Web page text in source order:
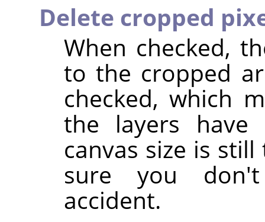
Delete cropped
When checked,
to the cropped
checked, which
the layers
canvas size is
sure you
accident.